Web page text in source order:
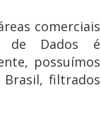
comerciais
de Dados é
possuímos
filtrados